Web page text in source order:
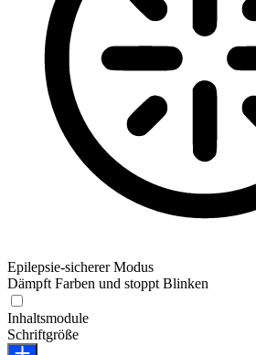
Epilepsie-sicherer Modus
Dämpft Farben und stoppt Blinken
Inhaltsmodule
Schriftgröße